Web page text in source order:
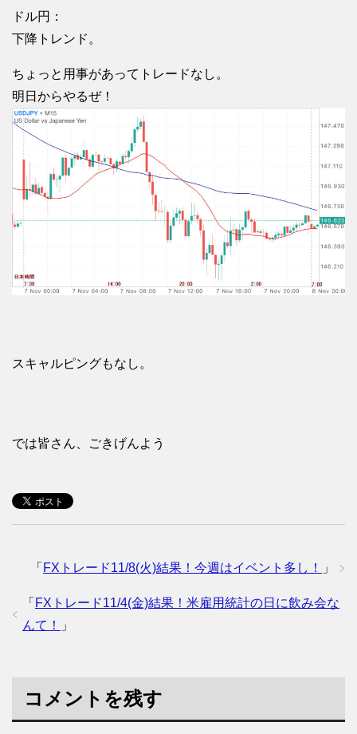
ドル円：
下降トレンド。
ちょっと用事があってトレードなし。
明日からやるぜ！
スキャルピングもなし。
では皆さん、ごきげんよう
「 FXトレード11/8(火)結果！今週はイベント多し！ 」
「 FXトレード11/4(金)結果！米雇用統計の日に飲み会な
んて！
」
コメントを残す